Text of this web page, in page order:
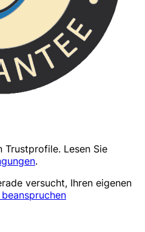
Trustprofile. Lesen Sie
.
versucht, Ihren eigenen